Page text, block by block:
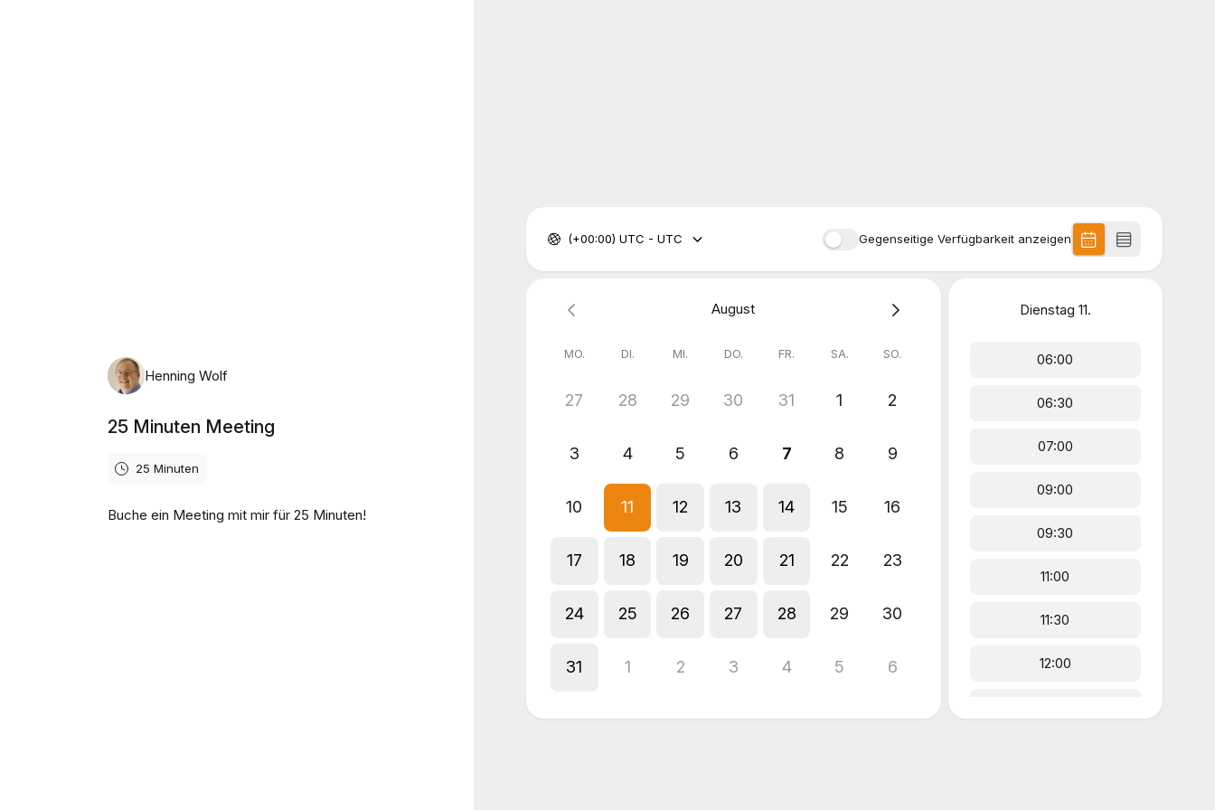
Henning Wolf
25 Minuten Meeting
25 Minuten
Buche ein Meeting mit mir für 25 Minuten!
Gegenseitige Verfügbarkeit anzeigen
(+00:00) UTC - UTC
August
MO. DI. MI. DO. FR. SA. SO.
27 28 29 30 31 1 2
3 4 5 6 7 8 9
10 11 12 13 14 15 16
17 18 19 20 21 22 23
24 25 26 27 28 29 30
31 1 2 3 4 5 6
Dienstag 11.
06:00
06:30
07:00
09:00
09:30
11:00
11:30
12:00